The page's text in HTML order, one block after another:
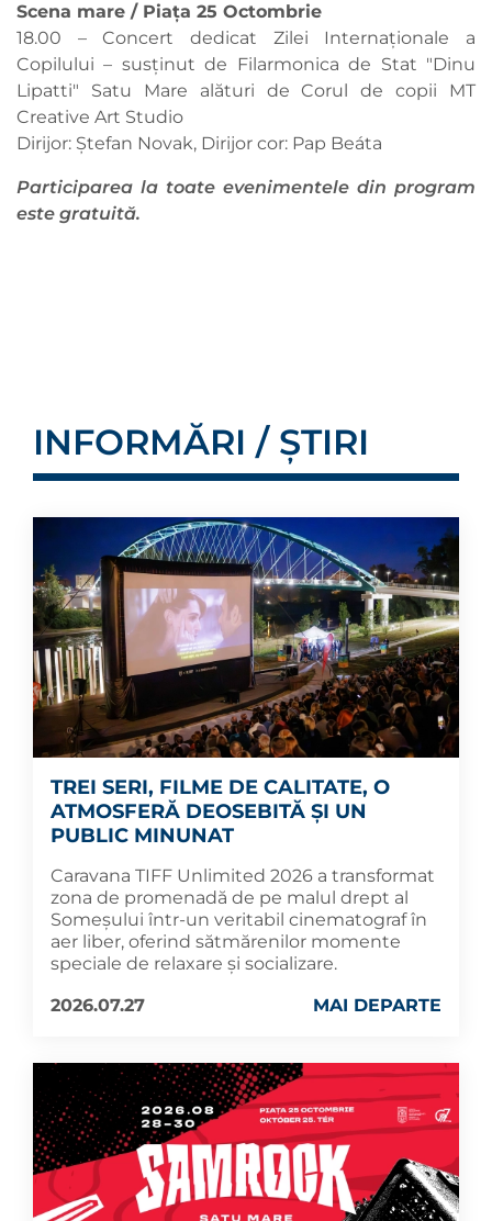
Scena mare / Piața 25 Octombrie
18.00 – Concert dedicat Zilei Internaționale a
Copilului – susținut de Filarmonica de Stat "Dinu
Lipatti" Satu Mare alături de Corul de copii MT
Creative Art Studio
Dirijor: Ştefan Novak, Dirijor cor: Pap Beáta
Participarea la toate evenimentele din program
este gratuită.
INFORMĂRI / ȘTIRI
TREI SERI, FILME DE CALITATE, O
ATMOSFERĂ DEOSEBITĂ ȘI UN
PUBLIC MINUNAT
Caravana TIFF Unlimited 2026 a transformat
zona de promenadă de pe malul drept al
Someșului într-un veritabil cinematograf în
aer liber, oferind sătmărenilor momente
speciale de relaxare și socializare.
2026.07.27
MAI DEPARTE